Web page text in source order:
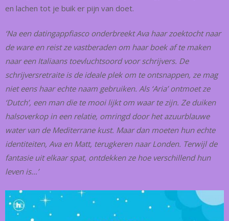
en lachen tot je buik er pijn van doet.
‘Na een datingappfiasco onderbreekt Ava haar zoektocht naar
de ware en reist ze vastberaden om haar boek af te maken
naar een Italiaans toevluchtsoord voor schrijvers. De
schrijversretraite is de ideale plek om te ontsnappen, ze mag
niet eens haar echte naam gebruiken. Als ‘Aria’ ontmoet ze
‘Dutch’, een man die te mooi lijkt om waar te zijn. Ze duiken
halsoverkop in een relatie, omringd door het azuurblauwe
water van de Mediterrane kust. Maar dan moeten hun echte
identiteiten, Ava en Matt, terugkeren naar Londen. Terwijl de
fantasie uit elkaar spat, ontdekken ze hoe verschillend hun
leven is…’